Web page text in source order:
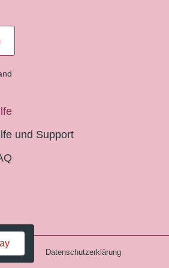
und Support
AGB Datenschutzerklärung